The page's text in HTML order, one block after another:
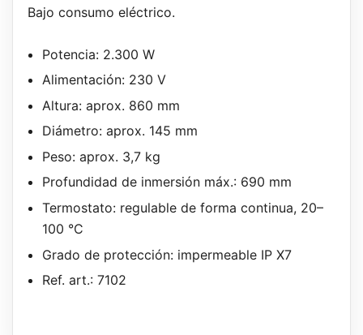
Bajo consumo eléctrico.
Potencia: 2.300 W
Alimentación: 230 V
Altura: aprox. 860 mm
Diámetro: aprox. 145 mm
Peso: aprox. 3,7 kg
Profundidad de inmersión máx.: 690 mm
Termostato: regulable de forma continua, 20–
100 °C
Grado de protección: impermeable IP X7
Ref. art.: 7102